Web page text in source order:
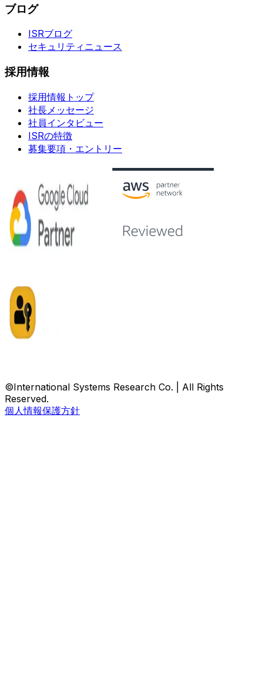
ブログ
ISRブログ
セキュリティニュース
採用情報
採用情報トップ
社長メッセージ
社員インタビュー
ISRの特徴
募集要項・エントリー
©International Systems Research Co. | All Rights
Reserved.
個人情報保護方針